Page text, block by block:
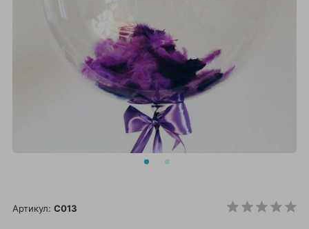
Артикул: C013